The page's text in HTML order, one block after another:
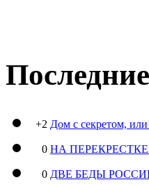
+2 Дом с секретом,
0 НА
0 ДВЕ БЕДЫ